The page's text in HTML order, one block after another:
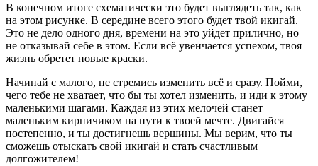
В конечном итоге схематически это будет выглядеть так, как
на этом рисунке. В середине всего этого будет твой икигай.
Это не дело одного дня, времени на это уйдет прилично, но
не отказывай себе в этом. Если всё увенчается успехом, твоя
жизнь обретет новые краски.
Начинай с малого, не стремись изменить всё и сразу. Пойми,
чего тебе не хватает, что бы ты хотел изменить, и иди к этому
маленькими шагами. Каждая из этих мелочей станет
маленьким кирпичиком на пути к твоей мечте. Двигайся
постепенно, и ты достигнешь вершины. Мы верим, что ты
сможешь отыскать свой икигай и стать счастливым
долгожителем!